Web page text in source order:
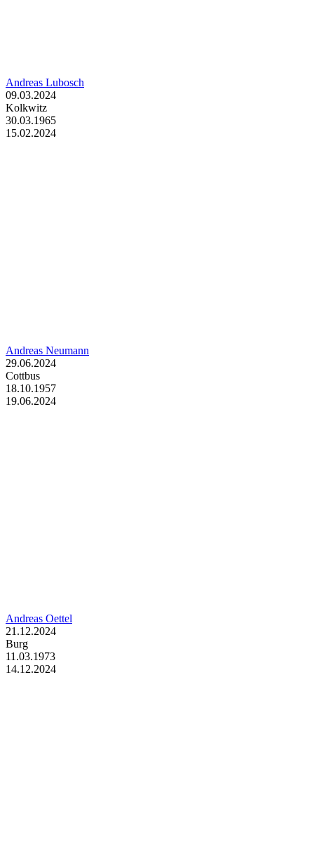
Andreas Lubosch
09.03.2024
Kolkwitz
30.03.1965
15.02.2024
Andreas Neumann
29.06.2024
Cottbus
18.10.1957
19.06.2024
Andreas Oettel
21.12.2024
Burg
11.03.1973
14.12.2024